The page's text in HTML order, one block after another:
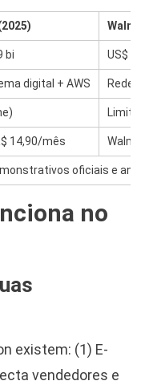
bi US$
digital + AWS Rede
14,90/mês
oficiais e
no
existem: (1) E-
vendedores e